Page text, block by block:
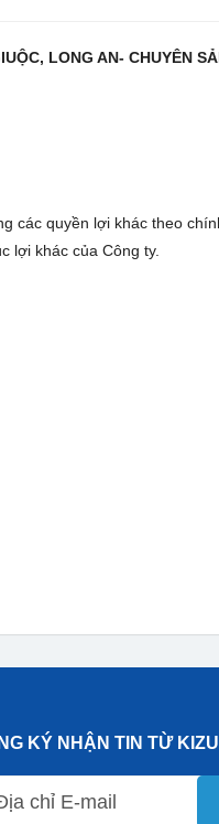
LONG AN- CHUYÊN
các quyền lợi khác theo
lợi khác của Công ty.
KÝ NHẬN TIN TỪ